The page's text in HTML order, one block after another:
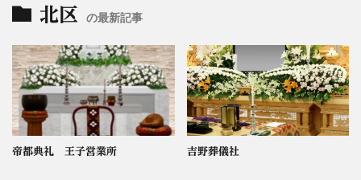
北区 の最新記事
帝都典礼 王子営業所 吉野葬儀社